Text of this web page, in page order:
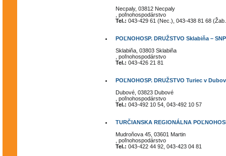
Necpaly, 03812 Necpaly
, poľnohospodárstvo
Tel.: 043-429 61 (Nec.), 043-438 81 68
POĽNOHOSP. DRUŽSTVO Sklabiňa – SNP
Sklabiňa, 03803 Sklabiňa
, poľnohospodárstvo
Tel.: 043-426 21 81
POĽNOHOSP. DRUŽSTVO Turiec v
Dubové, 03823 Dubové
, poľnohospodárstvo
Tel.: 043-492 10 54, 043-492 10 57
TURČIANSKA REGIONÁLNA
Mudroňova 45, 03601 Martin
, poľnohospodárstvo
Tel.: 043-422 44 92, 043-423 04 81